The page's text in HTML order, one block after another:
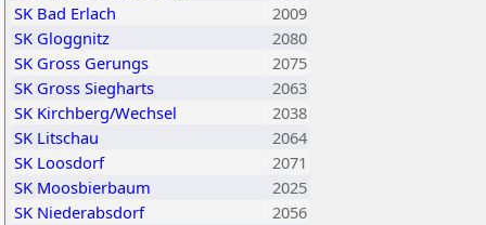
SK Bad Erlach
2009
SK Gloggnitz
2080
SK Gross Gerungs
2075
SK Gross Siegharts
2063
SK Kirchberg/Wechsel
2038
SK Litschau
2064
SK Loosdorf
2071
SK Moosbierbaum
2025
SK Niederabsdorf
2056